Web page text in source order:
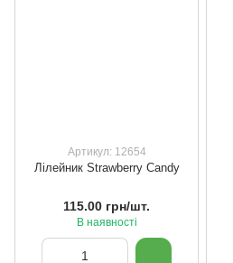
Артикул: 12654
Лілейник Strawberry Candy
115.00 грн/шт.
В наявності